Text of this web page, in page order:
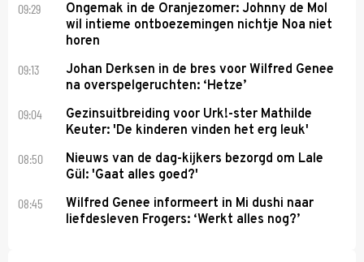
09:29
Ongemak in de Oranjezomer: Johnny de Mol
wil intieme ontboezemingen nichtje Noa niet
horen
09:13
Johan Derksen in de bres voor Wilfred Genee
na overspelgeruchten: ‘Hetze’
09:04
Gezinsuitbreiding voor Urk!-ster Mathilde
Keuter: 'De kinderen vinden het erg leuk'
08:50
Nieuws van de dag-kijkers bezorgd om Lale
Gül: 'Gaat alles goed?'
08:45
Wilfred Genee informeert in Mi dushi naar
liefdesleven Frogers: ‘Werkt alles nog?’